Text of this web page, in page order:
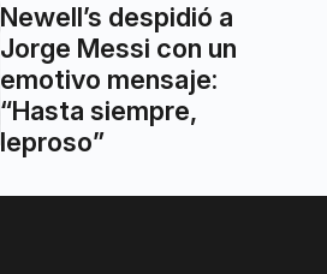
Newell’s despidió a
Jorge Messi con un
emotivo mensaje:
“Hasta siempre,
leproso”